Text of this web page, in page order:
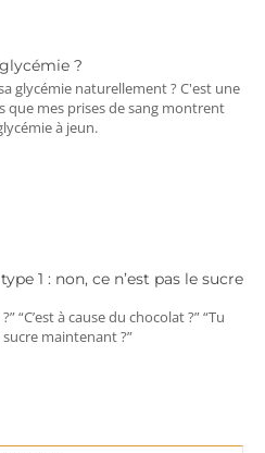
?
glycémie naturellement ? C'est une
que mes prises de sang montrent
à jeun.
1 : non, ce n’est pas le sucre
“C’est à cause du chocolat ?” “Tu
maintenant ?”